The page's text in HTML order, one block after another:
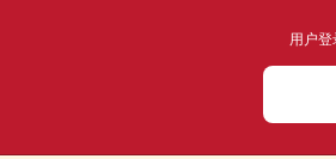
用户登